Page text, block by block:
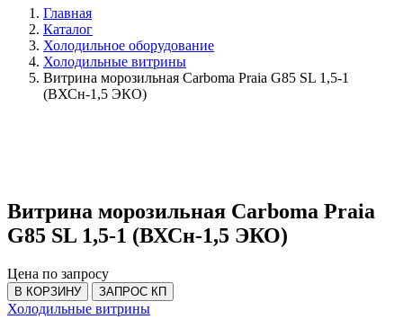
Главная
Каталог
Холодильное оборудование
Холодильные витрины
Витрина морозильная Carboma Praia G85 SL 1,5-1
(ВХСн-1,5 ЭКО)
Витрина морозильная Carboma Praia
G85 SL 1,5-1 (ВХСн-1,5 ЭКО)
Цена по запросу
В КОРЗИНУ ЗАПРОС КП
Холодильные витрины